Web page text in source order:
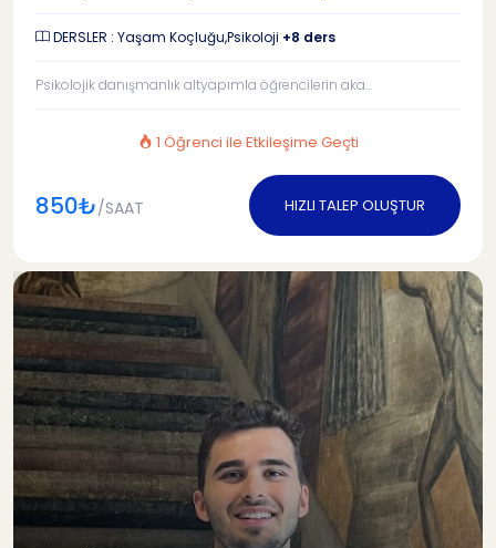
DERSLER : Yaşam Koçluğu,Psikoloji +8 ders
Psikolojik danışmanlık altyapımla öğrencilerin aka...
1 Öğrenci ile Etkileşime Geçti
850₺/SAAT HIZLI TALEP OLUŞTUR